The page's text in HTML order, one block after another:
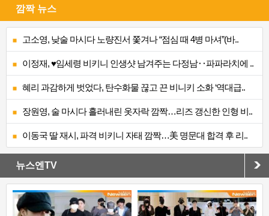
깜짝 뉴스
고소영, 낮술 마시다 노량진서 쫓겨나 “점심 때 4병 마셔”(바..
이정재, ♥임세령 비키니 인생샷 남겨주는 다정남‥파파라치에 ..
혜리 과감하게 벗었다, 탄수화물 끊고 끈 비니키 소화 ‘역대급..
장원영, 술 마시다 흘러내린 옷자락 깜짝…리즈 갱신한 인형 비..
이동국 딸 재시, 파격 비키니 자태 깜짝…美 명문대 합격 후 리..
뉴스엔TV